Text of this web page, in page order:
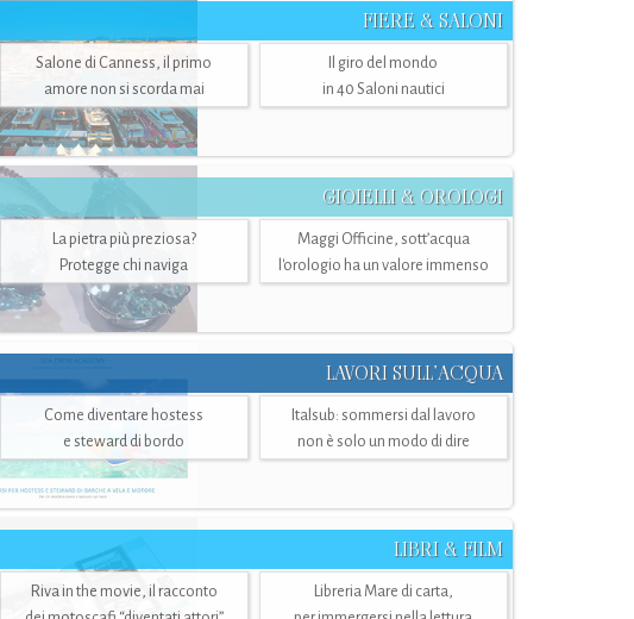
FIERE & SALONI
Salone di Canness, il primo
amore non si scorda mai
Il giro del mondo
in 40 Saloni nautici
GIOIELLI & OROLOGI
La pietra più preziosa?
Protegge chi naviga
Maggi Officine, sott’acqua
l'orologio ha un valore immenso
LAVORI SULL’ACQUA
Come diventare hostess
e steward di bordo
Italsub: sommersi dal lavoro
non è solo un modo di dire
LIBRI & FILM
Riva in the movie, il racconto
Libreria Mare di carta,